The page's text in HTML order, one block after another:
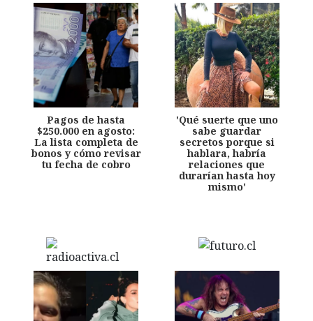
Pagos de hasta
$250.000 en agosto:
La lista completa de
bonos y cómo revisar
tu fecha de cobro
'Qué suerte que uno
sabe guardar
secretos porque si
hablara, habría
relaciones que
durarían hasta hoy
mismo'